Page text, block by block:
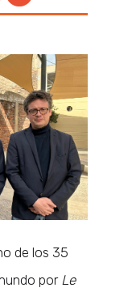
de los 35
por Le